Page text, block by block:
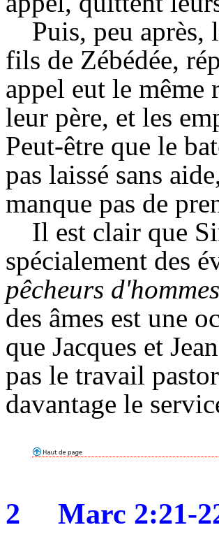
Puis, peu après,
fils de Zébédée,
appel eut le
leur père, et les
Peut-être que le
pas laissé sans
manque pas de
Il est clair que
spécialement des
pêcheurs d'hommes
des âmes est une
que Jacques et
pas le travail
davantage le
2
Marc 2:21-